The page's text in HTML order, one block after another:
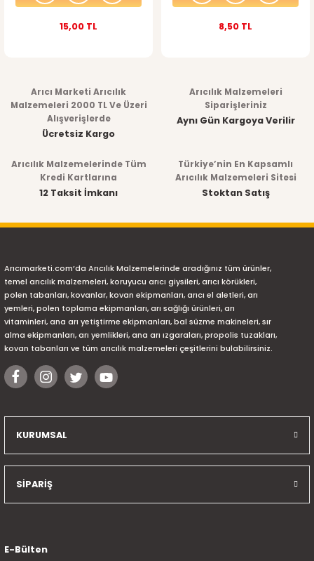
15,00 TL 8,50 TL
Arıcı Marketi Arıcılık
Malzemeleri 2000 TL Ve Üzeri
Alışverişlerde
Ücretsiz Kargo
Arıcılık Malzemeleri
Siparişleriniz
Aynı Gün Kargoya Verilir
Arıcılık Malzemelerinde Tüm
Kredi Kartlarına
12 Taksit İmkanı
Türkiye’nin En Kapsamlı
Arıcılık Malzemeleri Sitesi
Stoktan Satış
Arıcımarketi.com’da Arıcılık Malzemelerinde aradığınız tüm ürünler,
temel arıcılık malzemeleri, koruyucu arıcı giysileri, arıcı körükleri,
polen tabanları, kovanlar, kovan ekipmanları, arıcı el aletleri, arı
yemleri, polen toplama ekipmanları, arı sağlığı ürünleri, arı
vitaminleri, ana arı yetiştirme ekipmanları, bal süzme makineleri, sır
alma ekipmanları, arı yemlikleri, ana arı ızgaraları, propolis tuzakları,
kovan tabanları ve tüm arıcılık malzemeleri çeşitlerini bulabilirsiniz.
KURUMSAL
SİPARİŞ
E-Bülten